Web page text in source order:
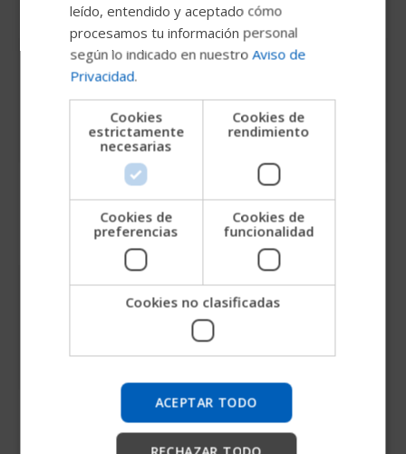
reglamentarios
Manuales de servicio
Instrucciones de
Prueba nuestra nueva guía
Permobil
Estamos probando una forma más rápida de
empresa y encontrar soporte para dispositivos.
DANISH
JAPANESE
ITALIAN
leído, entendido y aceptado cómo
procesamos tu información personal
según lo indicado en nuestroAviso de
Privacidad.
Cookies
estrictamente
necesarias
Cookies de
rendimiento
Cookies de
preferencias
Cookies de
funcionalidad
Cookies no clasificadas
ACEPTAR TODO